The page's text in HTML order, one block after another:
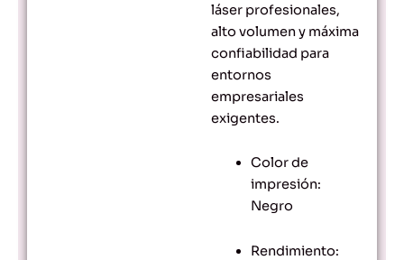
láser profesionales,
alto volumen y máxima
confiabilidad para
entornos
empresariales
exigentes.
Color de
impresión:
Negro
Rendimiento: